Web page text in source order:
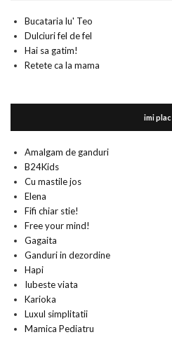
Bucataria lu' Teo
Dulciuri fel de fel
Hai sa gatim!
Retete ca la mama
imi plac
Amalgam de ganduri
B24Kids
Cu mastile jos
Elena
Fifi chiar stie!
Free your mind!
Gagaita
Ganduri in dezordine
Hapi
Iubeste viata
Karioka
Luxul simplitatii
Mamica Pediatru